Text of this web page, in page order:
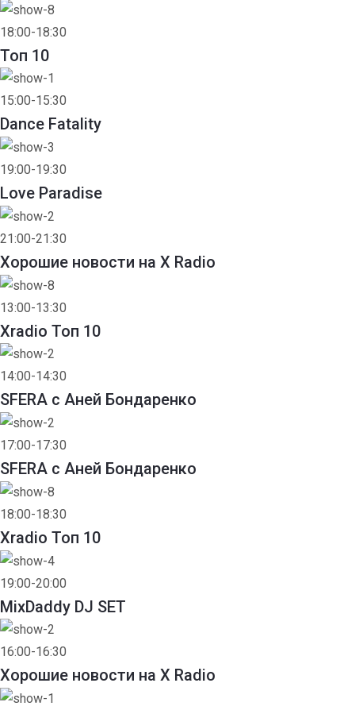
18:00-18:30
Toп 10
15:00-15:30
Dance Fatality
19:00-19:30
Love Paradise
21:00-21:30
Хорошие новости на X Radio
13:00-13:30
Xradio Топ 10
14:00-14:30
SFERA с Аней Бондаренко
17:00-17:30
SFERA с Аней Бондаренко
18:00-18:30
Xradio Топ 10
19:00-20:00
MixDaddy DJ SET
16:00-16:30
Хорошие новости на X Radio